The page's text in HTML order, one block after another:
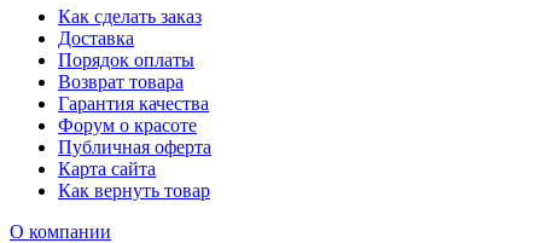
Как сделать заказ
Доставка
Порядок оплаты
Возврат товара
Гарантия качества
Форум о красоте
Публичная оферта
Карта сайта
Как вернуть товар
О компании